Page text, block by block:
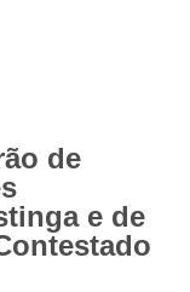
de
e de